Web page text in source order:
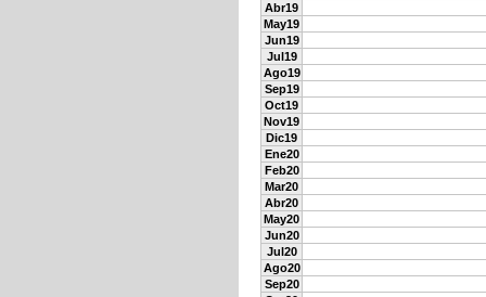
Abr19
May19
Jun19
Jul19
Ago19
Sep19
Oct19
Nov19
Dic19
Ene20
Feb20
Mar20
Abr20
May20
Jun20
Jul20
Ago20
Sep20